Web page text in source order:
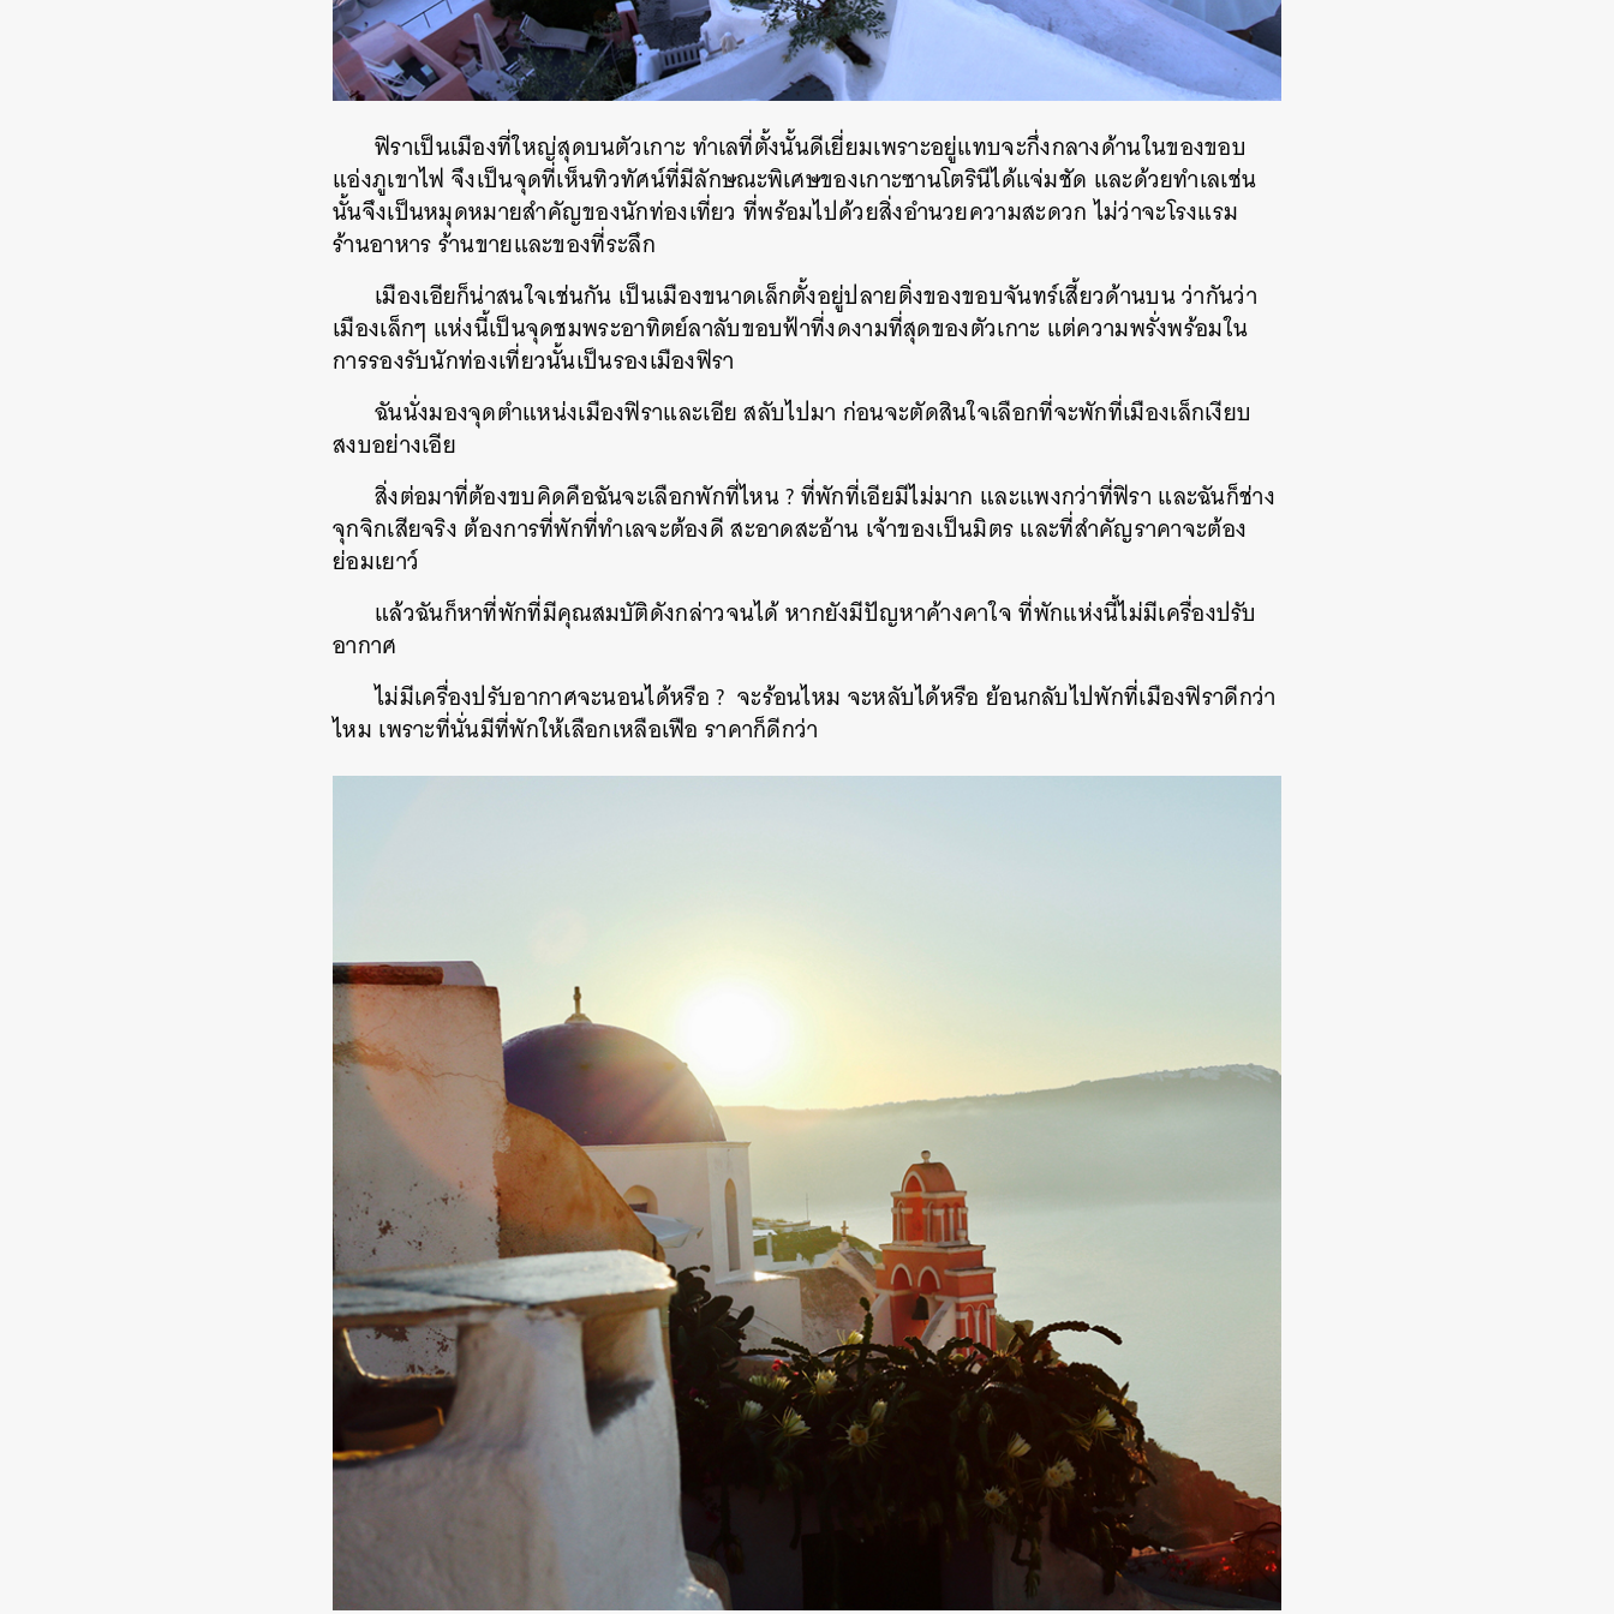
ฟิราเป็นเมืองที่ใหญ่สุดบนตัวเกาะ ทำเลที่ตั้งนั้นดีเยี่ยมเพราะอยู่แทบจะกึ่งกลางด้านในของขอบ
แอ่งภูเขาไฟ จึงเป็นจุดที่เห็นทิวทัศน์ที่มีลักษณะพิเศษของเกาะซานโตรินีได้แจ่มชัด และด้วยทำเลเช่น
นั้นจึงเป็นหมุดหมายสำคัญของนักท่องเที่ยว ที่พร้อมไปด้วยสิ่งอำนวยความสะดวก ไม่ว่าจะโรงแรม
ร้านอาหาร ร้านขายและของที่ระลึก
เมืองเอียก็น่าสนใจเช่นกัน เป็นเมืองขนาดเล็กตั้งอยู่ปลายติ่งของขอบจันทร์เสี้ยวด้านบน ว่ากันว่า
เมืองเล็กๆ แห่งนี้เป็นจุดชมพระอาทิตย์ลาลับขอบฟ้าที่งดงามที่สุดของตัวเกาะ แต่ความพรั่งพร้อมใน
การรองรับนักท่องเที่ยวนั้นเป็นรองเมืองฟิรา
ฉันนั่งมองจุดตำแหน่งเมืองฟิราและเอีย สลับไปมา ก่อนจะตัดสินใจเลือกที่จะพักที่เมืองเล็กเงียบ
สงบอย่างเอีย
สิ่งต่อมาที่ต้องขบคิดคือฉันจะเลือกพักที่ไหน ? ที่พักที่เอียมีไม่มาก และแพงกว่าที่ฟิรา และฉันก็ช่าง
จุกจิกเสียจริง ต้องการที่พักที่ทำเลจะต้องดี สะอาดสะอ้าน เจ้าของเป็นมิตร และที่สำคัญราคาจะต้อง
ย่อมเยาว์
แล้วฉันก็หาที่พักที่มีคุณสมบัติดังกล่าวจนได้ หากยังมีปัญหาค้างคาใจ ที่พักแห่งนี้ไม่มีเครื่องปรับ
อากาศ
ไม่มีเครื่องปรับอากาศจะนอนได้หรือ ? จะร้อนไหม จะหลับได้หรือ ย้อนกลับไปพักที่เมืองฟิราดีกว่า
ไหม เพราะที่นั่นมีที่พักให้เลือกเหลือเฟือ ราคาก็ดีกว่า
SHARE TWEET LINE